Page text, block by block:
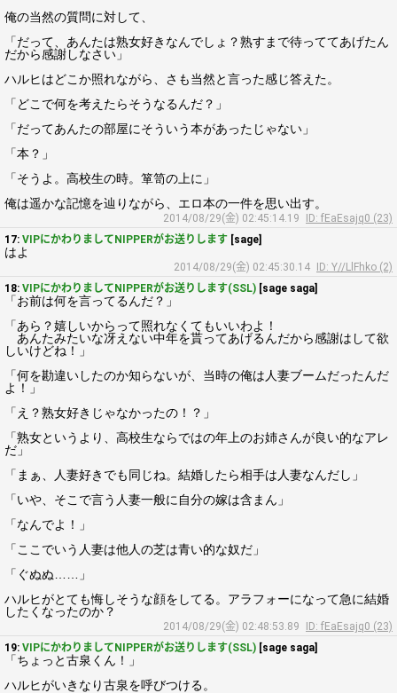
俺の当然の質問に対して、
「だって、あんたは熟女好きなんでしょ？熟すまで待っててあげたん
だから感謝しなさい」
ハルヒはどこか照れながら、さも当然と言った感じ答えた。
「どこで何を考えたらそうなるんだ？」
「だってあんたの部屋にそういう本があったじゃない」
「本？」
「そうよ。高校生の時。箪笥の上に」
俺は遥かな記憶を辿りながら、エロ本の一件を思い出す。
2014/08/29(金) 02:45:14.19
ID: fEaEsajq0 (23)
17: VIPにかわりましてNIPPERがお送りします [sage]
はよ
2014/08/29(金) 02:45:30.14
ID: Y//LlFhko (2)
18: VIPにかわりましてNIPPERがお送りします(SSL) [sage saga]
「お前は何を言ってるんだ？」
「あら？嬉しいからって照れなくてもいいわよ！
あんたみたいな冴えない中年を貰ってあげるんだから感謝はして欲
しいけどね！」
「何を勘違いしたのか知らないが、当時の俺は人妻ブームだったんだ
よ！」
「え？熟女好きじゃなかったの！？」
「熟女というより、高校生ならではの年上のお姉さんが良い的なアレ
だ」
「まぁ、人妻好きでも同じね。結婚したら相手は人妻なんだし」
「いや、そこで言う人妻一般に自分の嫁は含まん」
「なんでよ！」
「ここでいう人妻は他人の芝は青い的な奴だ」
「ぐぬぬ……」
ハルヒがとても悔しそうな顔をしてる。アラフォーになって急に結婚
したくなったのか？
2014/08/29(金) 02:48:53.89
ID: fEaEsajq0 (23)
19: VIPにかわりましてNIPPERがお送りします(SSL) [sage saga]
「ちょっと古泉くん！」
ハルヒがいきなり古泉を呼びつける。